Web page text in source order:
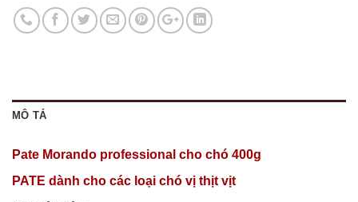
MÔ TẢ
Pate Morando professional cho chó 400g
PATE dành cho các loại chó vị thịt vịt